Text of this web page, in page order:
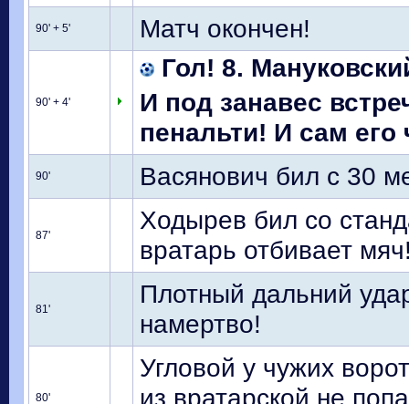
90' + 5' Матч окончен!
90' + 4'
Гол! 8.
И под занавес
пенальти! И сам его
90' Васянович бил с 30
87'
Ходырев бил со
вратарь отбивает
81'
Плотный дальний
намертво!
80'
Угловой у чужих
из вратарской не